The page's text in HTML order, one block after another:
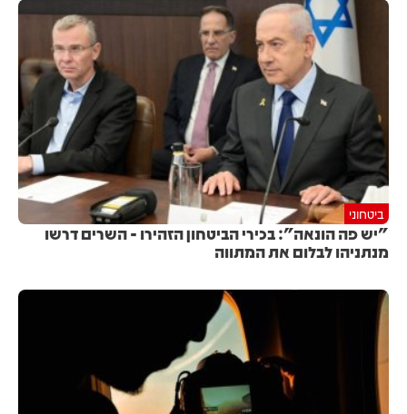
ביטחוני
"יש פה הונאה": בכירי הביטחון הזהירו - השרים דרשו
מנתניהו לבלום את המתווה